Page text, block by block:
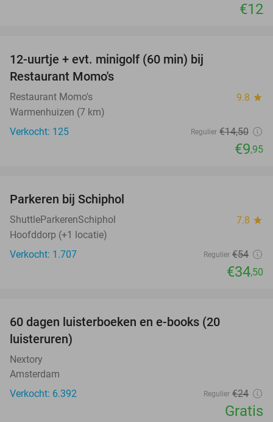
€12
12-uurtje + evt. minigolf (60 min) bij
Restaurant Momo's
Restaurant Momo's 9.8 star
Warmenhuizen (7 km)
Verkocht: 125
Regulier €14,50
€9,95
Parkeren bij Schiphol
ShuttleParkerenSchiphol 7.8 star
Hoofddorp (+1 locatie)
Verkocht: 1.707
Regulier €54
€34,50
60 dagen luisterboeken en e-books (20
luisteruren)
Nextory
Amsterdam
Verkocht: 6.392
Regulier €24
Gratis